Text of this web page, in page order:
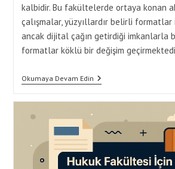
kalbidir. Bu fakültelerde ortaya konan
çalışmalar, yüzyıllardır belirli formatlar
ancak dijital çağın getirdiği imkanlarla
formatlar köklü bir değişim
Okumaya Devam EdinFen-
Edebiyat
Yayın
Türleri:
Tezden
E-
Kitaba